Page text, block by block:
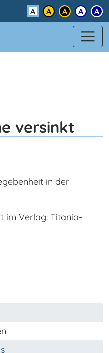
zum Inhalt
Kontrast
versinkt
in der
im Verlag: Titania-